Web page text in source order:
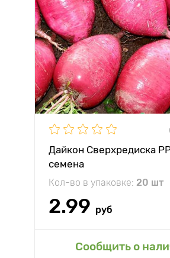
Дайкон Сверхредиска
семена
Кол-во в упаковке: 20 шт
2.99 руб
Сообщить о